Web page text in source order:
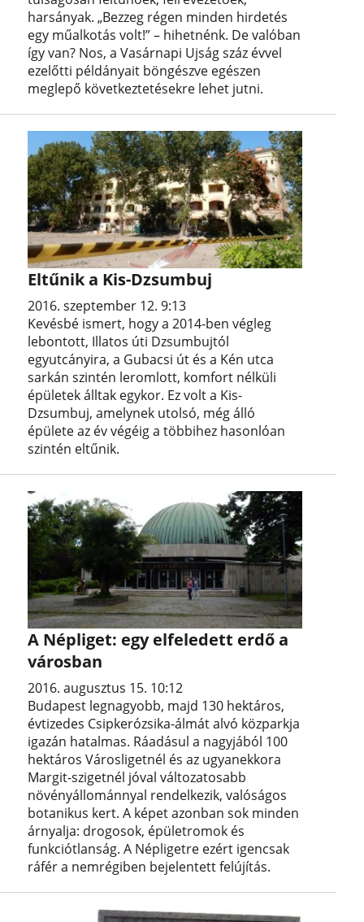
harsányak. „Bezzeg régen minden hirdetés
egy műalkotás volt!” – hihetnénk. De valóban
így van? Nos, a Vasárnapi Ujság száz évvel
ezelőtti példányait böngészve egészen
meglepő következtetésekre lehet jutni.
Eltűnik a Kis-Dzsumbuj
2016. szeptember 12. 9:13
Kevésbé ismert, hogy a 2014-ben végleg
lebontott, Illatos úti Dzsumbujtól
egyutcányira, a Gubacsi út és a Kén utca
sarkán szintén leromlott, komfort nélküli
épületek álltak egykor. Ez volt a Kis-
Dzsumbuj, amelynek utolsó, még álló
épülete az év végéig a többihez hasonlóan
szintén eltűnik.
A Népliget: egy elfeledett erdő a
városban
2016. augusztus 15. 10:12
Budapest legnagyobb, majd 130 hektáros,
évtizedes Csipkerózsika-álmát alvó közparkja
igazán hatalmas. Ráadásul a nagyjából 100
hektáros Városligetnél és az ugyanekkora
Margit-szigetnél jóval változatosabb
növényállománnyal rendelkezik, valóságos
botanikus kert. A képet azonban sok minden
árnyalja: drogosok, épületromok és
funkciótlanság. A Népligetre ezért igencsak
ráfér a nemrégiben bejelentett felújítás.